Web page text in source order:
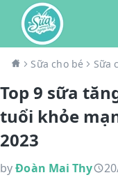
Sữa cho bé Sữa
Top 9 sữa
tuổi khỏe
2023
byĐoàn Mai Thy